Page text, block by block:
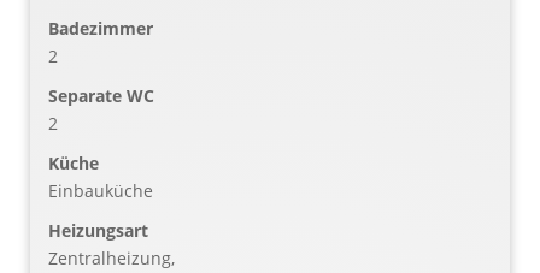
Badezimmer
2
Separate WC
2
Küche
Einbauküche
Heizungsart
Zentralheizung,